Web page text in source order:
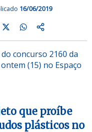
16/06/2019
concurso 2160 da
(15) no Espaço
que proíbe
plásticos no